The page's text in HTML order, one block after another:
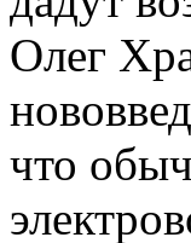
Олег
что